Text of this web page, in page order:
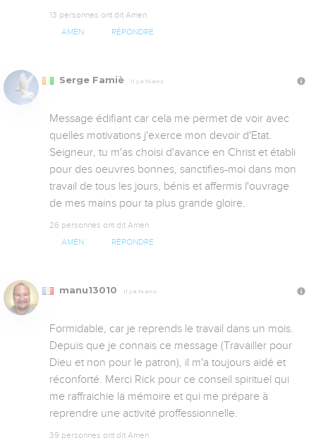
13 personnes ont dit Amen
AMEN RÉPONDRE
Serge Famiè Il y a 14 ans
Message édifiant car cela me permet de voir avec
quelles motivations j'exerce mon devoir d'Etat.
Seigneur, tu m'as choisi d'avance en Christ et établi
pour des oeuvres bonnes, sanctifies-moi dans mon
travail de tous les jours, bénis et affermis l'ouvrage
de mes mains pour ta plus grande gloire.
26 personnes ont dit Amen
AMEN RÉPONDRE
manu13010 Il y a 14 ans
Formidable, car je reprends le travail dans un mois.
Depuis que je connais ce message (Travailler pour
Dieu et non pour le patron), il m'a toujours aidé et
réconforté. Merci Rick pour ce conseil spirituel qui
me raffraichie la mémoire et qui me prépare à
reprendre une activité proffessionnelle.
39 personnes ont dit Amen